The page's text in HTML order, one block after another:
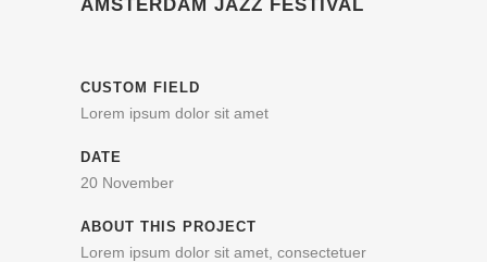
AMSTERDAM JAZZ FESTIVAL
CUSTOM FIELD
Lorem ipsum dolor sit amet
DATE
20 November
ABOUT THIS PROJECT
Lorem ipsum dolor sit amet, consectetuer